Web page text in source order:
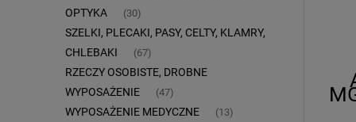
OPTYKA (30)
SZELKI, PLECAKI, PASY, CELTY, KLAMRY,
CHLEBAKI
(67)
RZECZY OSOBISTE, DROBNE
WYPOSAŻENIE
(47)
WYPOSAŻENIE MEDYCZNE (13)